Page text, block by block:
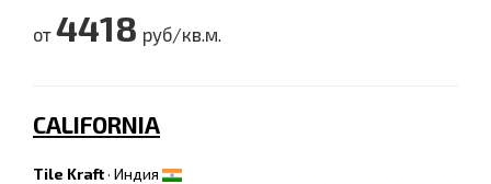
от 4418 руб/кв.м.
CALIFORNIA
Tile Kraft· Индия